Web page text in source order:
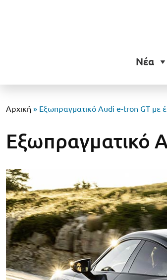
Νέα
Αρχική » Εξωπραγματικό Audi e-tron GT με
Εξωπραγματικό